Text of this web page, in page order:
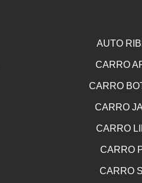
AUTO
CARRO
CARRO
CARRO
CARRO
CARRO
CARRO